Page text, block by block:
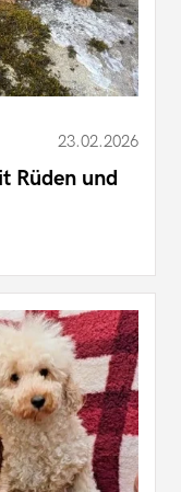
23.02.2026
Rüden und